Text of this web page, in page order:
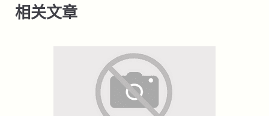
相关文章